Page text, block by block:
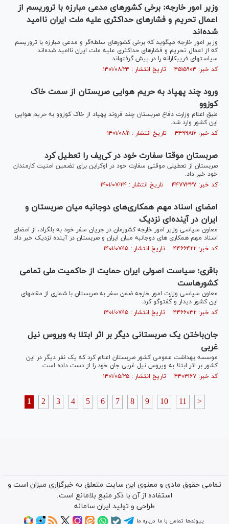
وزیر امور خارجه: برخی کشورهای مدعی مبارزه با تروریسم از
اعمال تحریم و فشارهای حداکثری ‏علیه ملت ایران ناامید
شده‌اند
وزیر امور خارجه می‎گوید که برخی کشورهای سلطه‌گر و مدعی مبارزه با تروریسم
که از اعمال تحریم و فشارهای حداکثری ‏علیه ملت ایران ناامید شده‌اند
سیاست‎های فریبکارانه را در پیش گرفته‎اند.
کد خبر: ۴۵۱۵۹۰۴ تاریخ انتشار : ۱۴۰۱/۰۸/۲۴
ورود چند پهپاد به حریم هوایی صربستان از سمت خاک
کوزوو
طبق اعلام وزارت دفاع صربستان چند فروند پهپاد از خاک کوزوو به حریم هوایی
این کشور وارد شد.
کد خبر: ۴۴۹۹۸۱۶ تاریخ انتشار : ۱۴۰۱/۰۸/۱۱
صربستان موقتا سفارت خود در کی‌یف را تعطیل کرد
صربستان از تعطیلی موقتی سفارت خود در اوکراین برای تضمین امنیت کارمندان
خود خبر داد.
کد خبر: ۴۴۷۷۳۲۷ تاریخ انتشار : ۱۴۰۱/۰۷/۲۴
امضای اسناد مهم همکاری‌های دوجانبه میان صربستان و
ایران در آینده‌ای نزدیک
معاون سیاسی وزیر امور خارجه کشورمان در جریان سفر خود به بلگراد، از امضای
اسناد مهم همکاری های دوجانبه میان ایران و صربستان در آینده نزدیک خبر داد.
کد خبر: ۴۴۶۶۴۲۲ تاریخ انتشار : ۱۴۰۱/۰۷/۱۵
باقری: سیاست اصولی ایران حمایت از حاکمیت ملی تمامی
‌کشورهاست
معاون سیاسی وزارت امور خارجه ضمن سفر به صربستان با شماری از مقام‎های
این کشور دیدار و گفت‎وگو کرد.
کد خبر: ۴۴۶۶۰۳۲ تاریخ انتشار : ۱۴۰۱/۰۷/۱۵
جان‌باختن یک صربستانی دیگر بر اثر ابتلا به ویروس نیل
غربی
موسسه بهداشت عمومی کشور صربستان اعلام کرد که یک نفر دیگر در این
کشور بر اثر ابتلا به ویروس نیل غربی جان خود را از دست داده است.
کد خبر: ۴۴۰۳۱۶۷ تاریخ انتشار : ۱۴۰۱/۰۵/۲۵
1 2 3 4 5 6 7 8 9 10 11 >
تمامی حقوق مادی و معنوی این سایت متعلق به خبرگزاری میزان است و
استفاده از آن با ذکر منبع بلامانع است.
طراحی و تولید ایران سامانه
پیوندها تماس با ما درباره ما